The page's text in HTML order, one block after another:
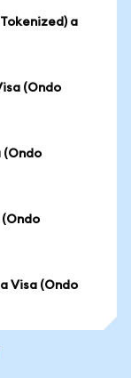
a
(Ondo
(Ondo
(Ondo
Visa (Ondo